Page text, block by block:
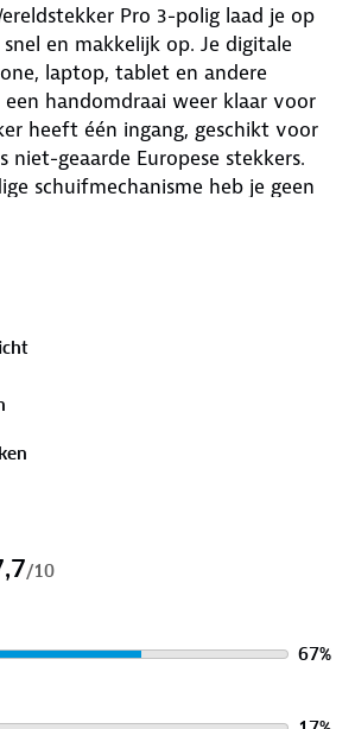
Pro 3-polig laad je op
en makkelijk op. Je digitale
laptop, tablet en andere
handomdraai weer klaar voor
heeft één ingang, geschikt voor
niet-geaarde Europese stekkers.
schuifmechanisme heb je geen
ruim 150 landen. Van Italië tot
is 100–240 VAC~. De maximale
is 110V - 1100W/240V - 2400W.
voorzien van een geïntegreerde
op: deze stekker zet geen voltage
/10
67%